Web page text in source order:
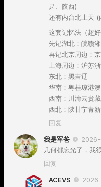
肃、陕西)
还有内台北上天 (
这套记忆法（超好
先记湖北：皖赣
再记北京周边：
上海周边：沪苏
东北：黑吉辽
华南：粤桂琼港澳
西南：川渝云贵藏
西北：陕甘宁青新
回复
我是军爸
2026-
几何都忘光了，我
回复
ACEVS